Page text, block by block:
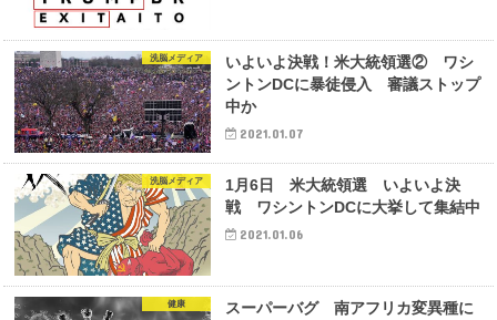
洗脳メディア
いよいよ決戦！米大統領選② ワシ
ントンDCに暴徒侵入 審議ストップ
中か
2021.01.07
洗脳メディア
1月6日 米大統領選 いよいよ決
戦 ワシントンDCに大挙して集結中
2021.01.06
健康
スーパーバグ 南アフリカ変異種に